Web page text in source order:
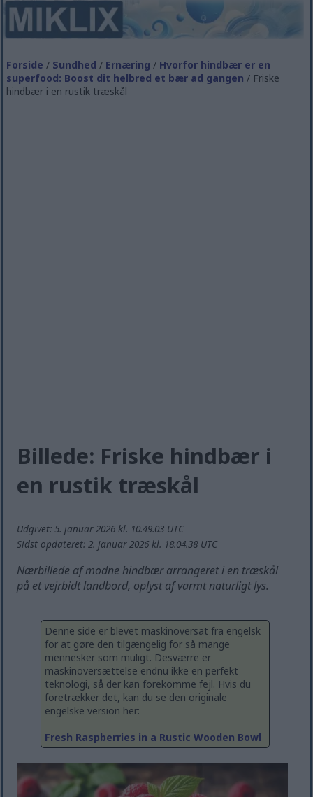
Forside / Sundhed / Ernæring / Hvorfor hindbær er en
superfood: Boost dit helbred et bær ad gangen / Friske
hindbær i en rustik træskål
Billede: Friske hindbær i
en rustik træskål
Udgivet: 5. januar 2026 kl. 10.49.03 UTC
Sidst opdateret: 2. januar 2026 kl. 18.04.38 UTC
Nærbillede af modne hindbær arrangeret i en træskål
på et vejrbidt landbord, oplyst af varmt naturligt lys.
Denne side er blevet maskinoversat fra engelsk
for at gøre den tilgængelig for så mange
mennesker som muligt. Desværre er
maskinoversættelse endnu ikke en perfekt
teknologi, så der kan forekomme fejl. Hvis du
foretrækker det, kan du se den originale
engelske version her:
Fresh Raspberries in a Rustic Wooden Bowl